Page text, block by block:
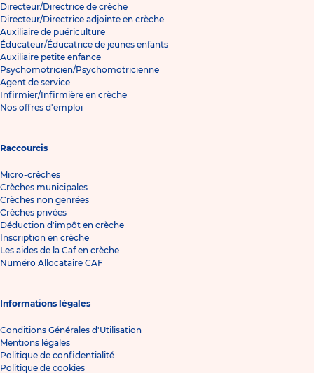
Directeur/Directrice de crèche
Directeur/Directrice adjointe en crèche
Auxiliaire de puériculture
Éducateur/Éducatrice de jeunes enfants
Auxiliaire petite enfance
Psychomotricien/Psychomotricienne
Agent de service
Infirmier/Infirmière en crèche
Nos offres d'emploi
Raccourcis
Micro-crèches
Crèches municipales
Crèches non genrées
Crèches privées
Déduction d'impôt en crèche
Inscription en crèche
Les aides de la Caf en crèche
Numéro Allocataire CAF
Informations légales
Conditions Générales d'Utilisation
Mentions légales
Politique de confidentialité
Politique de cookies